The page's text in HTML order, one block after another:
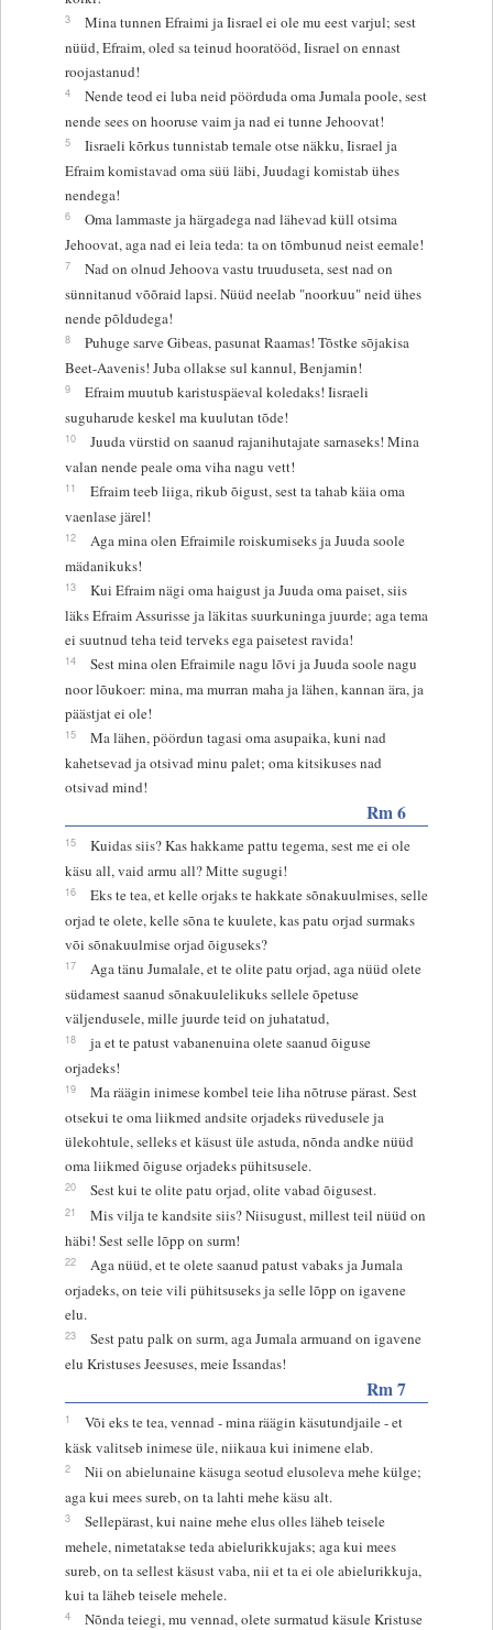
3
Mina tunnen Efraimi ja Iisrael ei ole mu eest varjul; sest
nüüd, Efraim, oled sa teinud hooratööd, Iisrael on ennast
roojastanud!
4
Nende teod ei luba neid pöörduda oma Jumala poole, sest
nende sees on hooruse vaim ja nad ei tunne Jehoovat!
5
Iisraeli kõrkus tunnistab temale otse näkku, Iisrael ja
Efraim komistavad oma süü läbi, Juudagi komistab ühes
nendega!
6
Oma lammaste ja härgadega nad lähevad küll otsima
Jehoovat, aga nad ei leia teda: ta on tõmbunud neist eemale!
7
Nad on olnud Jehoova vastu truuduseta, sest nad on
sünnitanud võõraid lapsi. Nüüd neelab "noorkuu" neid ühes
nende põldudega!
8
Puhuge sarve Gibeas, pasunat Raamas! Tõstke sõjakisa
Beet-Aavenis! Juba ollakse sul kannul, Benjamin!
9
Efraim muutub karistuspäeval koledaks! Iisraeli
suguharude keskel ma kuulutan tõde!
10
Juuda vürstid on saanud rajanihutajate sarnaseks! Mina
valan nende peale oma viha nagu vett!
11
Efraim teeb liiga, rikub õigust, sest ta tahab käia oma
vaenlase järel!
12
Aga mina olen Efraimile roiskumiseks ja Juuda soole
mädanikuks!
13
Kui Efraim nägi oma haigust ja Juuda oma paiset, siis
läks Efraim Assurisse ja läkitas suurkuninga juurde; aga tema
ei suutnud teha teid terveks ega paisetest ravida!
14
Sest mina olen Efraimile nagu lõvi ja Juuda soole nagu
noor lõukoer: mina, ma murran maha ja lähen, kannan ära, ja
päästjat ei ole!
15
Ma lähen, pöördun tagasi oma asupaika, kuni nad
kahetsevad ja otsivad minu palet; oma kitsikuses nad
otsivad mind!
Rm 6
15
Kuidas siis? Kas hakkame pattu tegema, sest me ei ole
käsu all, vaid armu all? Mitte sugugi!
16
Eks te tea, et kelle orjaks te hakkate sõnakuulmises, selle
orjad te olete, kelle sõna te kuulete, kas patu orjad surmaks
või sõnakuulmise orjad õiguseks?
17
Aga tänu Jumalale, et te olite patu orjad, aga nüüd olete
südamest saanud sõnakuulelikuks sellele õpetuse
väljendusele, mille juurde teid on juhatatud,
18
ja et te patust vabanenuina olete saanud õiguse
orjadeks!
19
Ma räägin inimese kombel teie liha nõtruse pärast. Sest
otsekui te oma liikmed andsite orjadeks rüvedusele ja
ülekohtule, selleks et käsust üle astuda, nõnda andke nüüd
oma liikmed õiguse orjadeks pühitsusele.
20 Sest kui te olite patu orjad, olite vabad õigusest.
21
Mis vilja te kandsite siis? Niisugust, millest teil nüüd on
häbi! Sest selle lõpp on surm!
22
Aga nüüd, et te olete saanud patust vabaks ja Jumala
orjadeks, on teie vili pühitsuseks ja selle lõpp on igavene
elu.
23
Sest patu palk on surm, aga Jumala armuand on igavene
elu Kristuses Jeesuses, meie Issandas!
Rm 7
1
Või eks te tea, vennad - mina räägin käsutundjaile - et
käsk valitseb inimese üle, niikaua kui inimene elab.
2
Nii on abielunaine käsuga seotud elusoleva mehe külge;
aga kui mees sureb, on ta lahti mehe käsu alt.
3
Sellepärast, kui naine mehe elus olles läheb teisele
mehele, nimetatakse teda abielurikkujaks; aga kui mees
sureb, on ta sellest käsust vaba, nii et ta ei ole abielurikkuja,
kui ta läheb teisele mehele.
4
Nõnda teiegi, mu vennad, olete surmatud käsule Kristuse